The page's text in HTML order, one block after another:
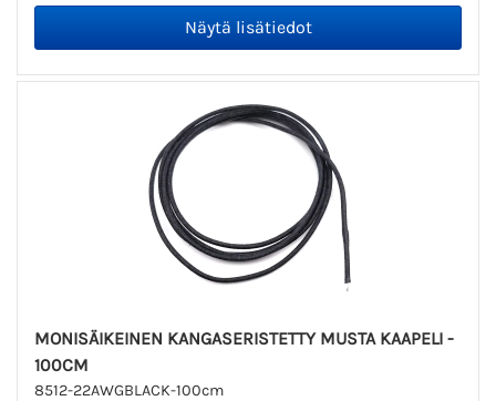
MONISÄIKEINEN KANGASERISTETTY MUSTA KAAPELI -
100CM
8512-22AWGBLACK-100cm